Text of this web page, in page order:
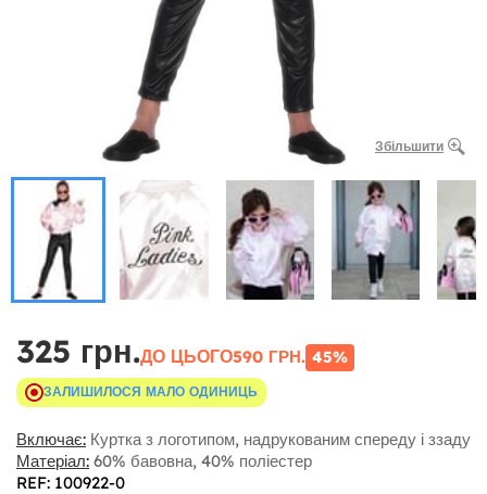
Збільшити
325 грн.ДО ЦЬОГО590 ГРН. 45%
ЗАЛИШИЛОСЯ МАЛО ОДИНИЦЬ
Включає: Куртка з логотипом, надрукованим спереду і ззаду
Матеріал: 60% бавовна, 40% поліестер
REF: 100922-0